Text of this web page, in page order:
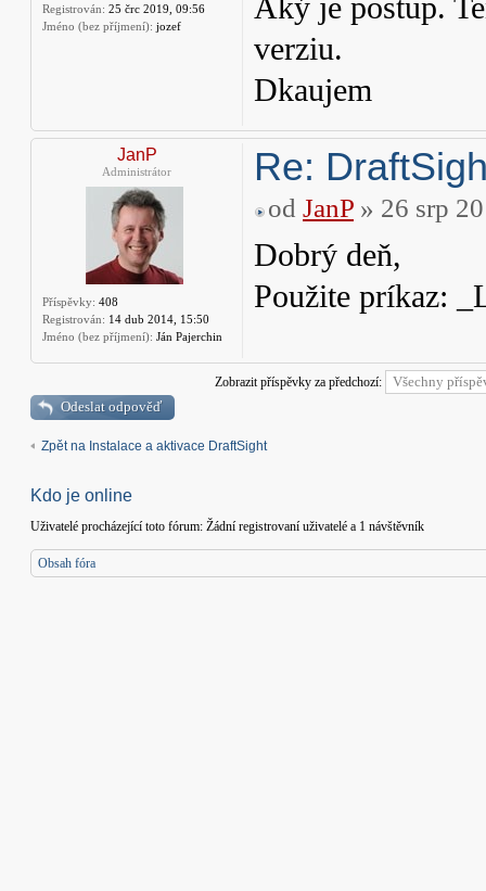
Registrován: 25 črc 2019, 09:56
Jméno (bez příjmení): jozef
Aký je postup.
verziu.
Dkaujem
JanP
Administrátor
Příspěvky: 408
Registrován: 14 dub 2014, 15:50
Jméno (bez příjmení): Ján Pajerchin
Re:
od JanP » 26 srp
Dobrý deň,
Použite príkaz:
Zobrazit příspěvky za předchozí:
Odeslat odpověď
Zpět na Instalace a aktivace DraftSight
Kdo je online
Uživatelé procházející toto fórum: Žádní registrovaní uživatelé a 1 návštěvník
Obsah fóra